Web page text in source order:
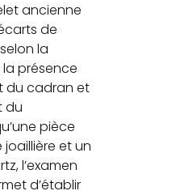
ancienne
de
la
présence
du cadran et
du
pièce
et un
l’examen
d’établir